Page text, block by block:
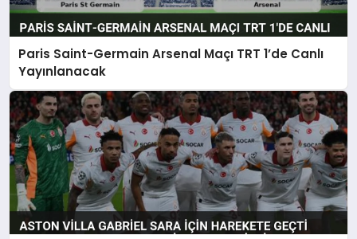
Paris Saint-Germain Arsenal Maçı TRT 1’de Canlı
Yayınlanacak